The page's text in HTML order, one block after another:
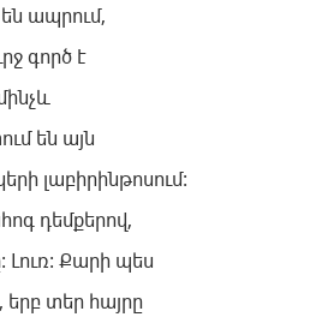
ապրում,
գործ է
են այն
լաբիրինթոսում:
դեմքերով,
Քարի պես
տեր հայրը